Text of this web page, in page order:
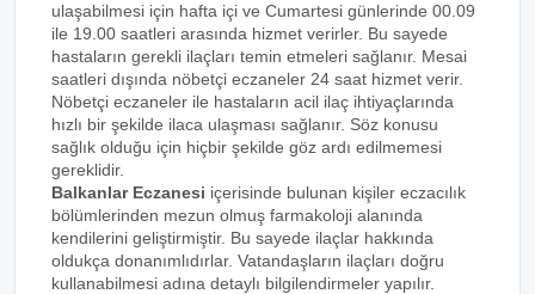
ulaşabilmesi için hafta içi ve Cumartesi günlerinde 00.09
ile 19.00 saatleri arasında hizmet verirler. Bu sayede
hastaların gerekli ilaçları temin etmeleri sağlanır. Mesai
saatleri dışında nöbetçi eczaneler 24 saat hizmet verir.
Nöbetçi eczaneler ile hastaların acil ilaç ihtiyaçlarında
hızlı bir şekilde ilaca ulaşması sağlanır. Söz konusu
sağlık olduğu için hiçbir şekilde göz ardı edilmemesi
gereklidir.
Balkanlar Eczanesi içerisinde bulunan kişiler eczacılık
bölümlerinden mezun olmuş farmakoloji alanında
kendilerini geliştirmiştir. Bu sayede ilaçlar hakkında
oldukça donanımlıdırlar. Vatandaşların ilaçları doğru
kullanabilmesi adına detaylı bilgilendirmeler yapılır.